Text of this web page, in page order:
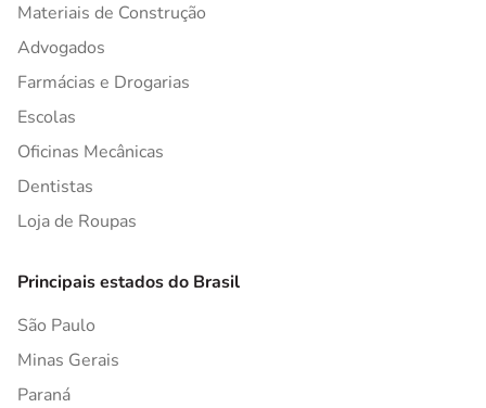
Materiais de Construção
Advogados
Farmácias e Drogarias
Escolas
Oficinas Mecânicas
Dentistas
Loja de Roupas
Principais estados do Brasil
São Paulo
Minas Gerais
Paraná